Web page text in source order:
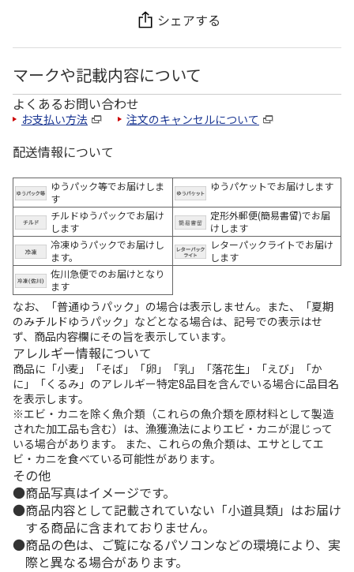
シェアする
マークや記載内容について
よくあるお問い合わせ
お支払い方法 注文のキャンセルについて
配送情報について
ゆうパック等でお届けしま
す
ゆうパケットでお届けします
チルドゆうパックでお届け
します
定形外郵便(簡易書留)でお届
けします
冷凍ゆうパックでお届けし
ます。
レターパックライトでお届け
します
佐川急便でのお届けとなり
ます
なお、「普通ゆうパック」の場合は表示しません。また、「夏期
のみチルドゆうパック」などとなる場合は、記号での表示はせ
ず、商品内容欄にその旨を表示しています。
アレルギー情報について
商品に「小麦」「そば」「卵」「乳」「落花生」「えび」「か
に」「くるみ」のアレルギー特定8品目を含んでいる場合に品目名
を表示します。
※エビ・カニを除く魚介類（これらの魚介類を原材料として製造
された加工品も含む）は、漁獲漁法によりエビ・カニが混じって
いる場合があります。 また、これらの魚介類は、エサとしてエ
ビ・カニを食べている可能性があります。
その他
商品写真はイメージです。
商品内容として記載されていない「小道具類」はお届け
する商品に含まれておりません。
商品の色は、ご覧になるパソコンなどの環境により、実
際と異なる場合があります。